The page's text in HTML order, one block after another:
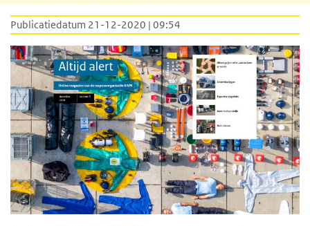
Publicatiedatum 21-12-2020 | 09:54